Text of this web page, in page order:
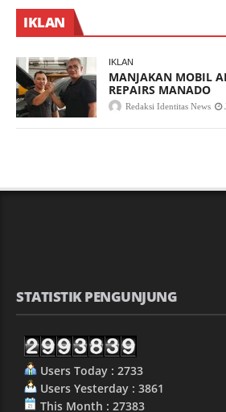
IKLAN
IKLAN
MANJAKAN MOBIL
REPAIRS MANADO
Redaksi Identitas News
STATISTIK PENGUNJUNG
Users Today : 2733
Users Yesterday : 3861
This Month : 27383